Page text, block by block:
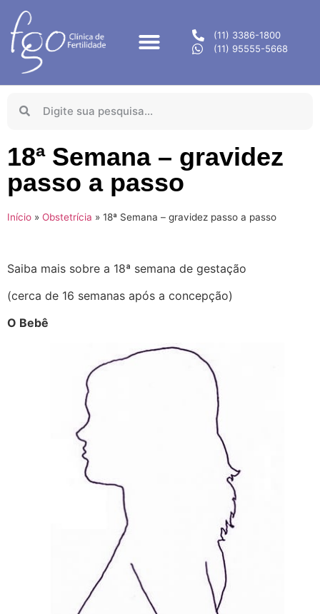
(11) 3386-1800
(11) 95555-5668
18ª Semana – gravidez
passo a passo
Início » Obstetrícia » 18ª Semana – gravidez passo a passo
Saiba mais sobre a 18ª semana de gestação
(cerca de 16 semanas após a concepção)
O Bebê